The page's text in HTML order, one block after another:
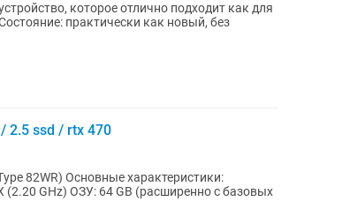
которое отлично подходит как для
2.5 ssd / rtx 470
с базовых